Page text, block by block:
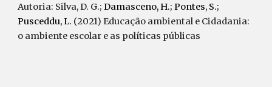
Autoria: Silva, D. G.;Damasceno, H.; Pontes, S.;
Pusceddu, L. (2021)Educação ambiental e Cidadania:
o ambiente escolar e as políticas públicas